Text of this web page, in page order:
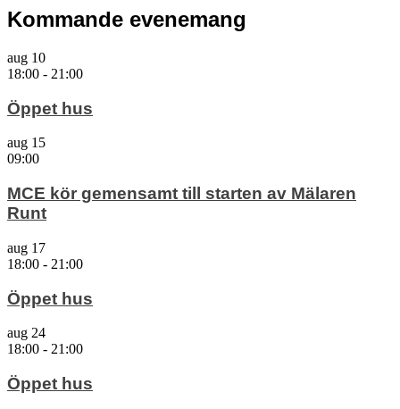
Kommande evenemang
aug 10
18:00 - 21:00
Öppet hus
aug 15
09:00
MCE kör gemensamt till starten av Mälaren
Runt
aug 17
18:00 - 21:00
Öppet hus
aug 24
18:00 - 21:00
Öppet hus